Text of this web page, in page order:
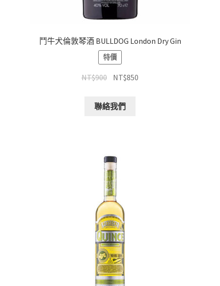
鬥牛犬倫敦琴酒 BULLDOG London Dry Gin
特價
NT$900 NT$850
聯絡我們